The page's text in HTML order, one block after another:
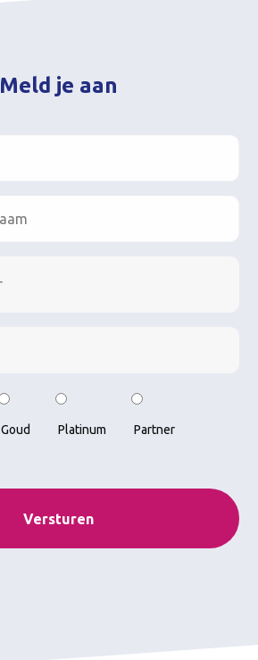
Meld je aan
Goud Platinum Partner